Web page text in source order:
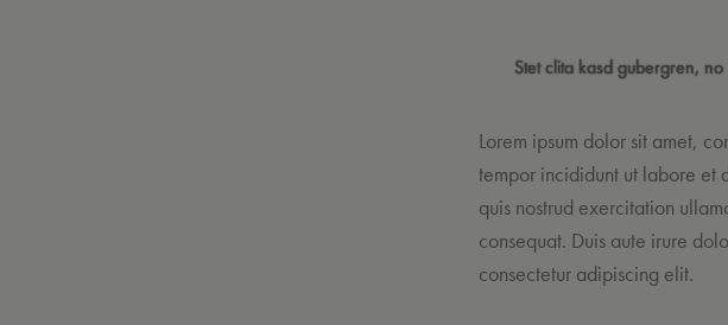
Stet clita kasd gubergren,
Lorem ipsum dolor sit amet,
tempor incididunt ut labore et
quis nostrud exercitation
consequat. Duis aute irure
consectetur adipiscing elit.